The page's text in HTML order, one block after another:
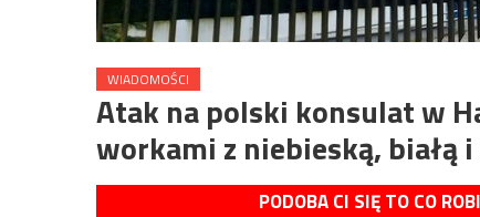
WIADOMOŚCI
Atak na polski konsulat w
workami z niebieską, białą
PODOBA CI SIĘ TO CO